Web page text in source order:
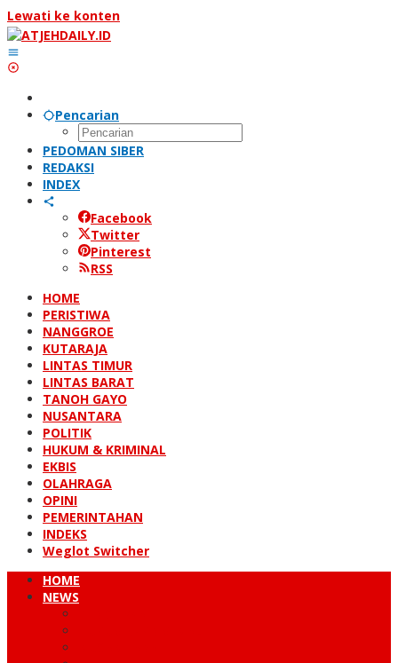
Lewati ke konten
Pencarian
PEDOMAN SIBER
REDAKSI
INDEX
Facebook
Twitter
Pinterest
RSS
HOME
PERISTIWA
NANGGROE
KUTARAJA
LINTAS TIMUR
LINTAS BARAT
TANOH GAYO
NUSANTARA
POLITIK
HUKUM & KRIMINAL
EKBIS
OLAHRAGA
OPINI
PEMERINTAHAN
INDEKS
Weglot Switcher
HOME
NEWS